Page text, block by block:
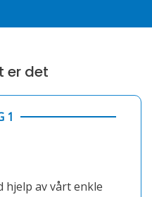
er det
1
hjelp av vårt enkle